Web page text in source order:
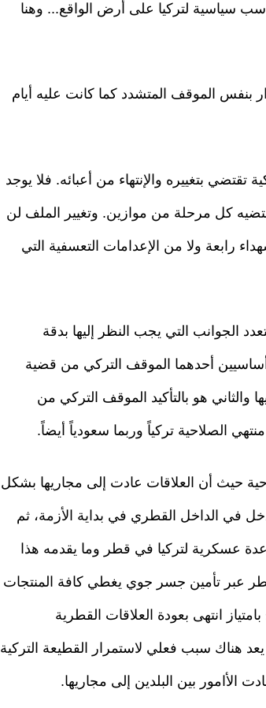
سياسية لتركيا على أرض الواقع... وهنا
الموقف المتشدد كما كانت عليه أيام
تقتضي بتغييره والإنتهاء من أعبائه. فلا يوجد
كل مرحلة من موازين. وتغيير الملف لن
ولا من الإعدامات التعسفية التي
الجوانب التي يجب النظر إليها بدقة
أحدهما الموقف التركي من قضية
هو بالتأكيد الموقف التركي من
الصلاحية تركياً وربما سعودياً أيضاً.
حيث أن العلاقات عادت إلى مجاريها بشكل
في الداخل القطري في بداية الأزمة، ثم
عسكرية لتركيا في قطر وما يقدمه هذا
قطر عبر تأمين جسر جوي يغطي كافة المنتجات
انتهى بعودة العلاقات القطرية
يعد هناك سبب فعلي لاستمرار القطيعة التركية
الأامور بين البلدين إلى مجاريها.